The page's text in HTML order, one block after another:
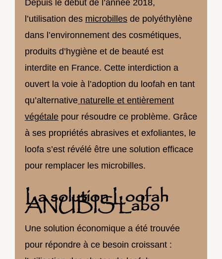
Depuis le début de l’année 2018,
l’utilisation des microbilles de polyéthylène
dans l’environnement des cosmétiques,
produits d’hygiène et de beauté est
interdite en France. Cette interdiction a
ouvert la voie à l’adoption du loofah en tant
qu’alternative naturelle et entièrement
végétale pour résoudre ce problème. Grâce
à ses propriétés abrasives et exfoliantes, le
loofa s’est révélé être une solution efficace
pour remplacer les microbilles.
La solution Loofah
ANUBIS Labo
Une solution économique a été trouvée
pour répondre à ce besoin croissant :